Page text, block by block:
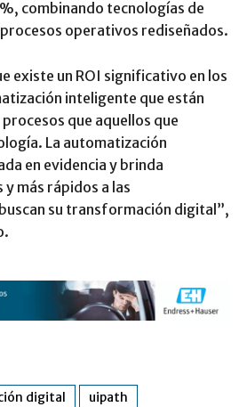
combinando tecnologías de
operativos rediseñados.
existe un ROI significativo en los
inteligente que están
que aquellos que
La automatización
en evidencia y brinda
más rápidos a las
su transformación digital”,
digital uipath